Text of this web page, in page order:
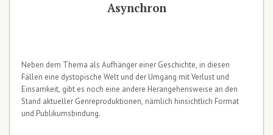
Asynchron
Neben dem Thema als Aufhänger einer Geschichte, in diesen
Fällen eine dystopische Welt und der Umgang mit Verlust und
Einsamkeit, gibt es noch eine andere Herangehensweise an den
Stand aktueller Genreproduktionen, nämlich hinsichtlich Format
und Publikumsbindung.